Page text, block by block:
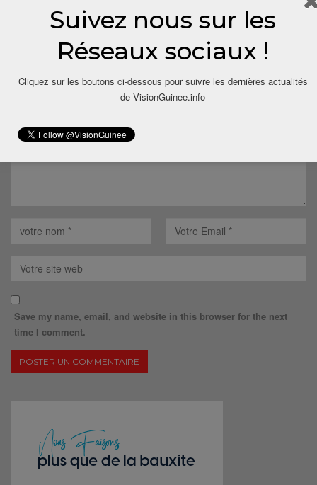
LAISSER UN COMMENTAIRE
Votre adresse email ne sera pas publiée.
Save my name, email, and website in this browser for the next
time I comment.
Suivez nous sur les
Réseaux sociaux !
Cliquez sur les boutons ci-dessous pour suivre les dernières actualités
de VisionGuinee.info